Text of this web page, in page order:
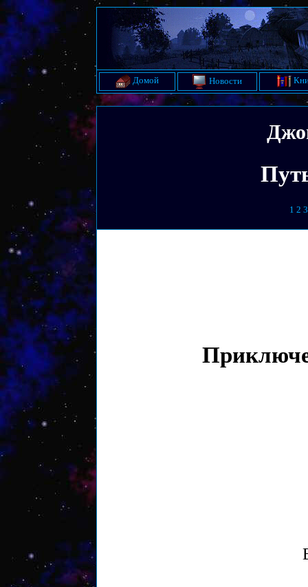
Домой Новости
1 2 3